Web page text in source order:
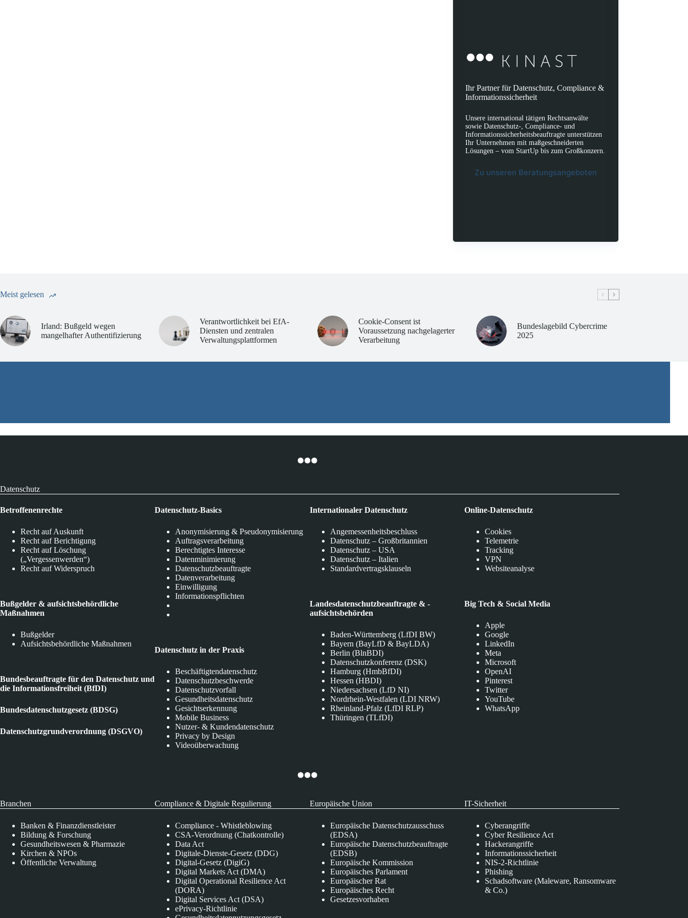
Ihr Partner für Datenschutz, Compliance &
Informationssicherheit
Unsere international tätigen Rechtsanwälte
sowie Datenschutz-, Compliance- und
Informationssicherheitsbeauftragte unterstützen
Ihr Unternehmen mit maßgeschneiderten
Lösungen – vom StartUp bis zum Großkonzern.
Zu unseren Beratungsangeboten
Meist gelesen
Irland: Bußgeld wegen
mangelhafter Authentifizierung
Verantwortlichkeit bei EfA-
Diensten und zentralen
Verwaltungsplattformen
Cookie-Consent ist
Voraussetzung nachgelagerter
Verarbeitung
Bundeslagebild Cybercrime
2025
Datenschutz
Betroffenenrechte
Recht auf Auskunft
Recht auf Berichtigung
Recht auf Löschung
(„Vergessenwerden“)
Recht auf Widerspruch
Bußgelder & aufsichtsbehördliche
Maßnahmen
Bußgelder
Aufsichtsbehördliche Maßnahmen
Bundesbeauftragte für den Datenschutz und
die Informationsfreiheit (BfDI)
Bundesdatenschutzgesetz (BDSG)
Datenschutzgrundverordnung (DSGVO)
Datenschutz-Basics
Anonymisierung & Pseudonymisierung
Auftragsverarbeitung
Berechtigtes Interesse
Datenminimierung
Datenschutzbeauftragte
Datenverarbeitung
Einwilligung
Informationspflichten
Datenschutz in der Praxis
Beschäftigtendatenschutz
Datenschutzbeschwerde
Datenschutzvorfall
Gesundheitsdatenschutz
Gesichtserkennung
Mobile Business
Nutzer- & Kundendatenschutz
Privacy by Design
Videoüberwachung
Internationaler Datenschutz
Angemessenheitsbeschluss
Datenschutz – Großbritannien
Datenschutz – USA
Datenschutz – Italien
Standardvertragsklauseln
Landesdatenschutzbeauftragte & -
aufsichtsbehörden
Baden-Württemberg (LfDI BW)
Bayern (BayLfD & BayLDA)
Berlin (BlnBDI)
Datenschutzkonferenz (DSK)
Hamburg (HmbBfDI)
Hessen (HBDI)
Niedersachsen (LfD NI)
Nordrhein-Westfalen (LDI NRW)
Rheinland-Pfalz (LfDI RLP)
Thüringen (TLfDI)
Online-Datenschutz
Cookies
Telemetrie
Tracking
VPN
Websiteanalyse
Big Tech & Social Media
Apple
Google
LinkedIn
Meta
Microsoft
OpenAI
Pinterest
Twitter
YouTube
WhatsApp
Branchen
Banken & Finanzdienstleister
Bildung & Forschung
Gesundheitswesen & Pharmazie
Kirchen & NPOs
Öffentliche Verwaltung
Compliance & Digitale Regulierung
Compliance - Whistleblowing
CSA-Verordnung (Chatkontrolle)
Data Act
Digitale-Dienste-Gesetz (DDG)
Digital-Gesetz (DigiG)
Digital Markets Act (DMA)
Digital Operational Resilience Act
(DORA)
Digital Services Act (DSA)
ePrivacy-Richtlinie
Europäische Union
Europäische Datenschutzausschuss
(EDSA)
Europäische Datenschutzbeauftragte
(EDSB)
Europäische Kommission
Europäisches Parlament
Europäischer Rat
Europäisches Recht
Gesetzesvorhaben
IT-Sicherheit
Cyberangriffe
Cyber Resilience Act
Hackerangriffe
Informationssicherheit
NIS-2-Richtlinie
Phishing
Schadsoftware (Maleware, Ransomware
& Co.)